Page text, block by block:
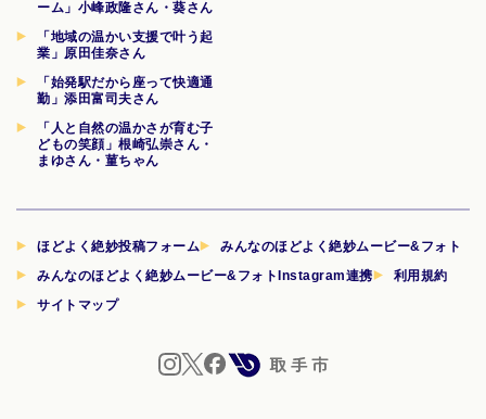
ーム」小峰政隆さん・葵さん
「地域の温かい支援で叶う起
業」原田佳奈さん
「始発駅だから座って快適通
勤」添田富司夫さん
「人と自然の温かさが育む子
どもの笑顔」根崎弘崇さん・
まゆさん・菫ちゃん
ほどよく絶妙投稿フォーム
みんなのほどよく絶妙ムービー&フォト
みんなのほどよく絶妙ムービー&フォトInstagram連携
利用規約
サイトマップ